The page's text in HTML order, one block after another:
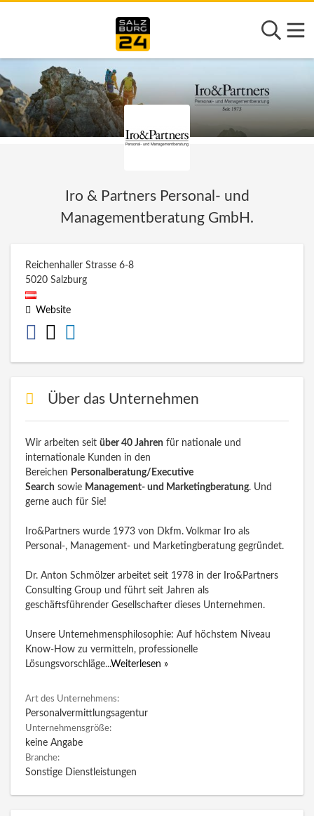
Iro & Partners Personal- und
Managementberatung GmbH.
Reichenhaller Strasse 6-8
5020 Salzburg
Website
Über das Unternehmen
Wir arbeiten seit über 40 Jahren für nationale und
internationale Kunden in den
Bereichen Personalberatung/Executive
Search sowie Management- und Marketingberatung. Und
gerne auch für Sie!
Iro&Partners wurde 1973 von Dkfm. Volkmar Iro als
Personal-, Management- und Marketingberatung gegründet.
Dr. Anton Schmölzer arbeitet seit 1978 in der Iro&Partners
Consulting Group und führt seit Jahren als
geschäftsführender Gesellschafter dieses Unternehmen.
Unsere Unternehmensphilosophie: Auf höchstem Niveau
Know-How zu vermitteln, professionelle
Lösungsvorschläge...Weiterlesen »
Art des Unternehmens:
Personalvermittlungsagentur
Unternehmensgröße:
keine Angabe
Branche:
Sonstige Dienstleistungen